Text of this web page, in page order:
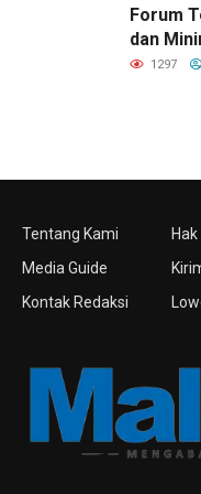
Forum
dan
1297
Tentang Kami
Media Guide
Kontak Redaksi